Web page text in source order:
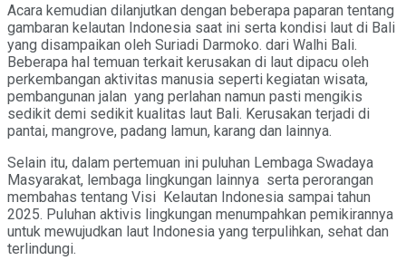
Acara kemudian dilanjutkan dengan beberapa paparan tentang
gambaran kelautan Indonesia saat ini serta kondisi laut di Bali
yang disampaikan oleh Suriadi Darmoko. dari Walhi Bali.
Beberapa hal temuan terkait kerusakan di laut dipacu oleh
perkembangan aktivitas manusia seperti kegiatan wisata,
pembangunan jalan yang perlahan namun pasti mengikis
sedikit demi sedikit kualitas laut Bali. Kerusakan terjadi di
pantai, mangrove, padang lamun, karang dan lainnya.
Selain itu, dalam pertemuan ini puluhan Lembaga Swadaya
Masyarakat, lembaga lingkungan lainnya serta perorangan
membahas tentang Visi Kelautan Indonesia sampai tahun
2025. Puluhan aktivis lingkungan menumpahkan pemikirannya
untuk mewujudkan laut Indonesia yang terpulihkan, sehat dan
terlindungi.